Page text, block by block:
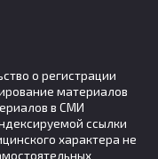
о регистрации
материалов
в СМИ
ссылки
характера не